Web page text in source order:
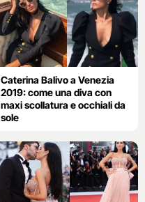
Caterina Balivo a Venezia
2019: come una diva con
maxi scollatura e occhiali da
sole